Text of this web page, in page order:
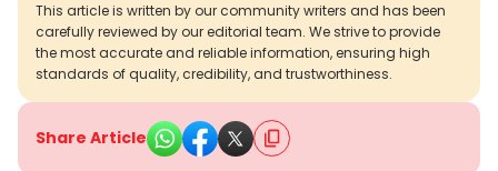
This article is written by our community writers and has been
carefully reviewed by our editorial team. We strive to provide
the most accurate and reliable information, ensuring high
standards of quality, credibility, and trustworthiness.
Share Article